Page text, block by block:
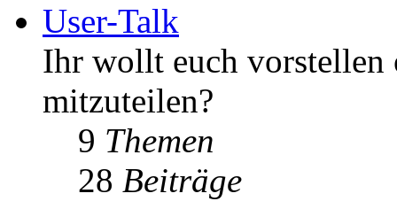
User-Talk
Ihr wollt euch vorstellen
mitzuteilen?
9 Themen
28 Beiträge